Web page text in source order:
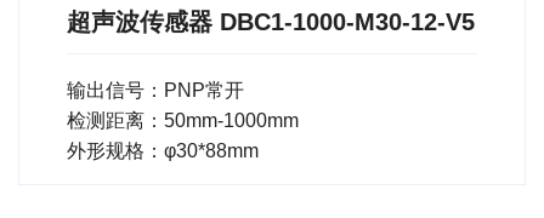
超声波传感器 DBC1-1000-M30-12-V5
输出信号：PNP常开
检测距离：50mm-1000mm
外形规格：φ30*88mm